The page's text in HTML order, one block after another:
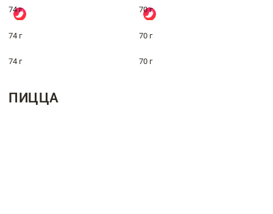
74 г 70 г
74 г 70 г
74 г 70 г
ПИЦЦА